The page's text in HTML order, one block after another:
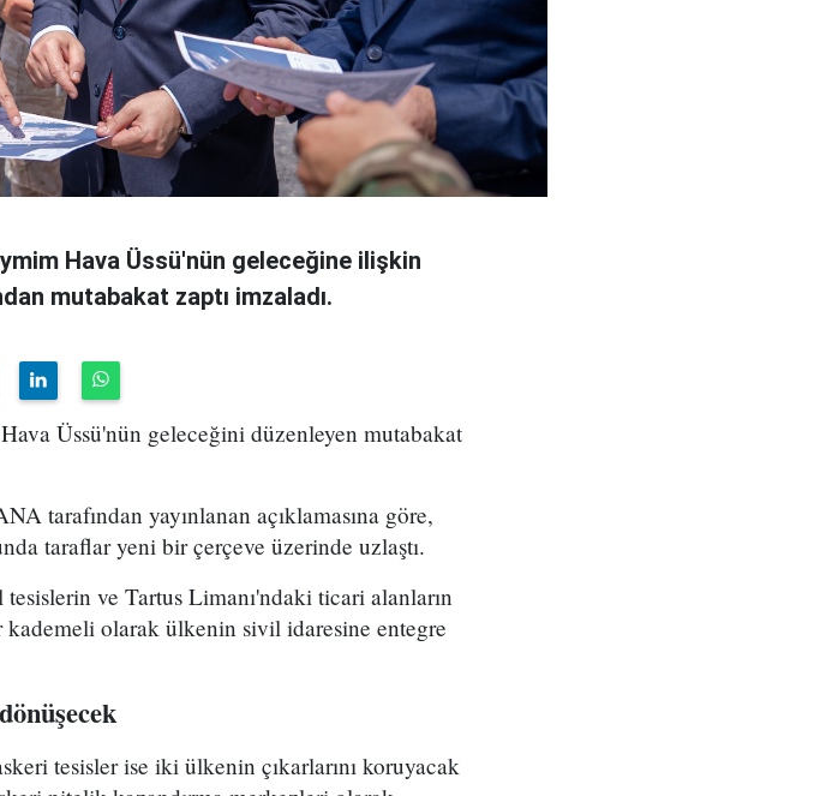
Hava Üssü'nün geleceğine ilişkin
mutabakat zaptı imzaladı.
Üssü'nün geleceğini düzenleyen mutabakat
tarafından yayınlanan açıklamasına göre,
taraflar yeni bir çerçeve üzerinde uzlaştı.
ve Tartus Limanı'ndaki ticari alanların
olarak ülkenin sivil idaresine entegre
tesisler ise iki ülkenin çıkarlarını koruyacak